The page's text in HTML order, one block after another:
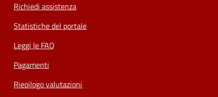
Richiedi assistenza
Statistiche del portale
Leggi le FAQ
Pagamenti
Riepilogo valutazioni